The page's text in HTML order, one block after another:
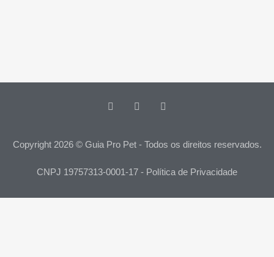
Copyright 2026 © Guia Pro Pet - Todos os direitos reservados.
CNPJ 19757313-0001-17 - Política de Privacidade